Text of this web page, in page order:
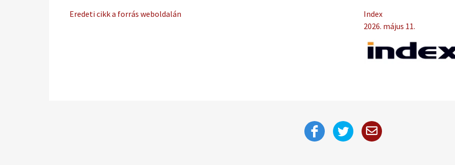
Eredeti cikk a forrás weboldalán
Index
2026. május 11.